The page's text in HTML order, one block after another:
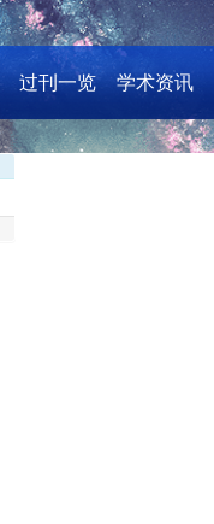
过刊一览 学术资讯